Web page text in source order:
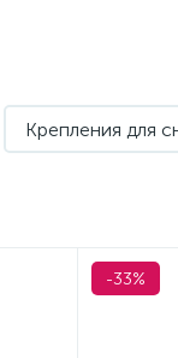
Крепления для
-33%